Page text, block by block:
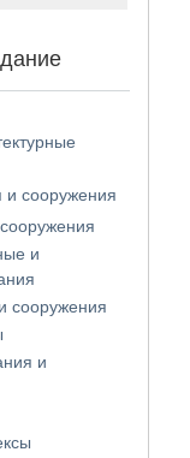
сооружения
и
сооружения
и